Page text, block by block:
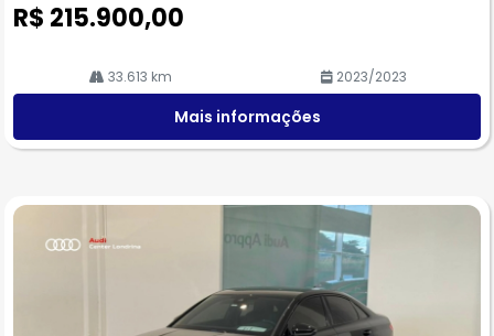
R$ 215.900,00
33.613 km 2023/2023
Mais informações